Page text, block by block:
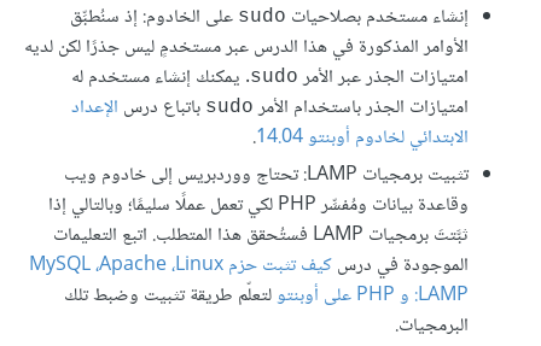
إنشاء مستخدم بصلاحيات sudo على الخادوم: إذ سنُطبِّق
الأوامر المذكورة في هذا الدرس عبر مستخدمٍ ليس جذرًا لكن لديه
امتيازات الجذر عبر الأمر sudo. يمكنك إنشاء مستخدم له
امتيازات الجذر باستخدام الأمر sudo باتباع درس الإعداد
الابتدائي لخادوم أوبنتو 14.04
.
تثبيت برمجيات LAMP: تحتاج ووردبريس إلى خادوم ويب
وقاعدة بيانات ومُفسِّر PHP لكي تعمل عملًا سليمًا؛ وبالتالي إذا
ثبَّتتَ برمجيات LAMP فستُحقق هذا المتطلب. اتبع التعليمات
الموجودة في درس
كيف تثبت حزم MySQL ،Apache ،Linux
:LAMP و PHP على أوبنتو
لتعلّم طريقة تثبيت وضبط تلك
البرمجيات.